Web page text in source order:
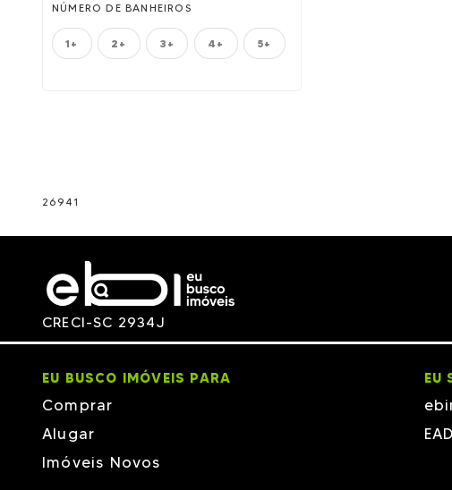
NÚMERO DE BANHEIROS
1+ 2+ 3+ 4+ 5+
26941
CRECI-SC 2934J
EU BUSCO IMÓVEIS PARA
Comprar
Alugar
Imóveis Novos
EU